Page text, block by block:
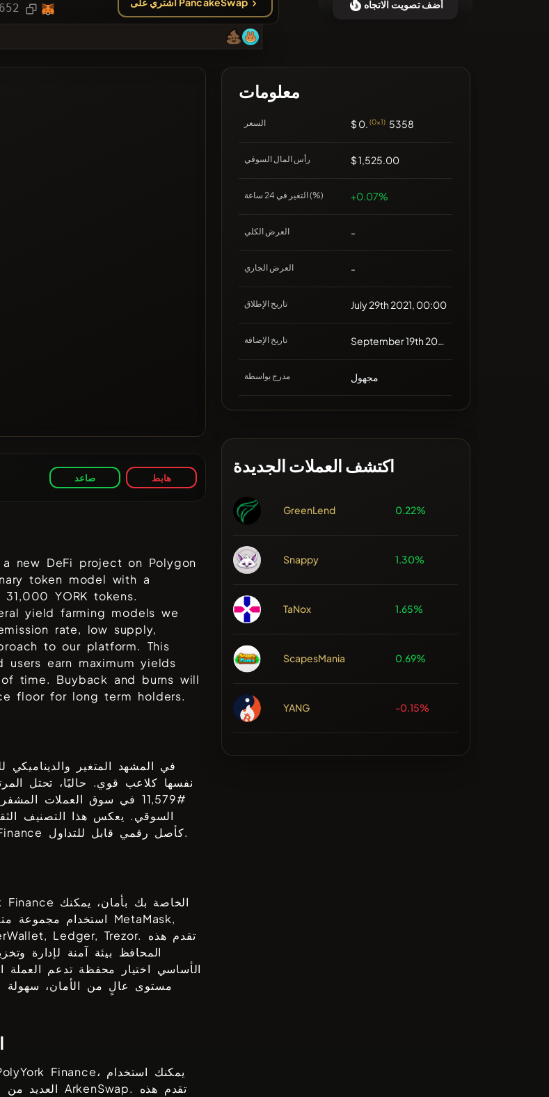
مقالة ❌لا توجد عملات مشفرة حديثة
أضف تصويت الاتجاه
صاعد هابط
a new DeFi project on Polygon
token model with a
YORK tokens.
yield farming models we
rate, low supply,
to our platform. This
earn maximum yields
time. Buyback and burns will
floor for long term holders.
في المشهد المتغير والديناميكي
#
11,579 في سوق العملات
السوقي. يعكس هذا التصنيف
كأصل رقمي قابل للتداول.
Finance
MetaMask,
Ledger, Trezor. تقدم هذه
المحافظ بيئة آمنة لإدارة
الأساسي اختيار محفظة تدعم العملة
مستوى عالٍ من الأمان، سهولة
Finance، يمكنك استخدام
ArkenSwap. تقدم هذه
معلومات
السعر $ 0. (0x1) 5358
رأس المال السوقي $ 1,525.00
التغير في 24 ساعة (%) +0.07%
العرض الكلي -
العرض الجاري -
تاريخ الإطلاق July 29th 2021, 00:00
تاريخ الإضافة September 19th 2021, 16:00
مدرج بواسطة مجهول
اكتشف العملات الجديدة
GreenLend 0.22%
Snappy 1.30%
TaNox 1.65%
ScapesMania 0.69%
YANG -0.15%